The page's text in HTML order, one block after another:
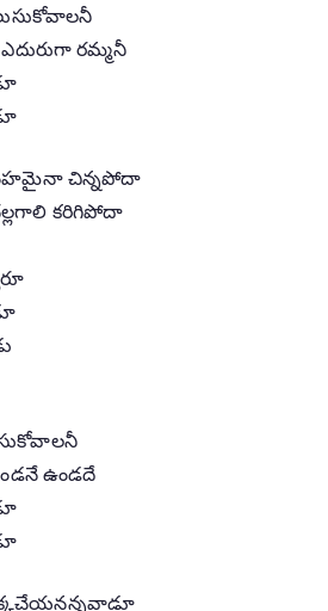
రమ్మనీ
చిన్నపోదా
కరిగిపోదా
ఉండదే